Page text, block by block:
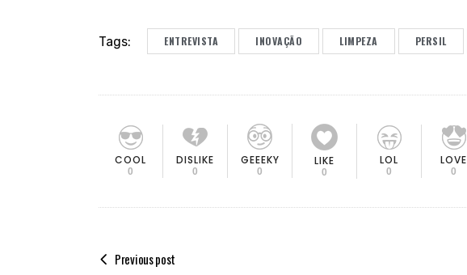
Tags: ENTREVISTA INOVAÇÃO LIMPEZA PERSIL
COOL
0
DISLIKE
0
GEEEKY
0
LIKE
0
LOL
0
LOVE
0
Previous post